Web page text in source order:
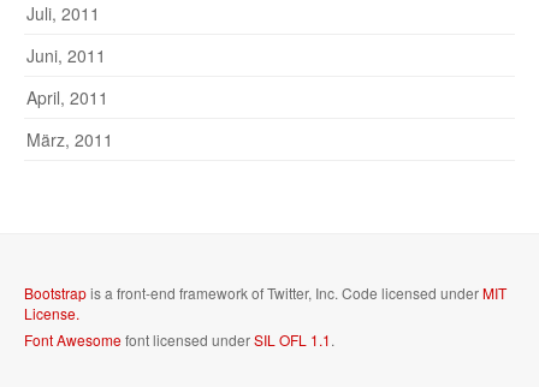
Juli, 2011
Juni, 2011
April, 2011
März, 2011
Bootstrapis a front-end framework of Twitter, Inc. Code licensed underMIT
License.
Font Awesomefont licensed underSIL OFL 1.1.